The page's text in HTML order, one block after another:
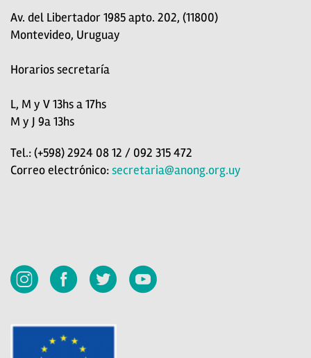
Av. del Libertador 1985 apto. 202, (11800)
Montevideo, Uruguay
Horarios secretaría
L, M y V 13hs a 17hs
M y J 9a 13hs
Tel.: (+598) 2924 08 12 / 092 315 472
Correo electrónico:secretaria@anong.org.uy